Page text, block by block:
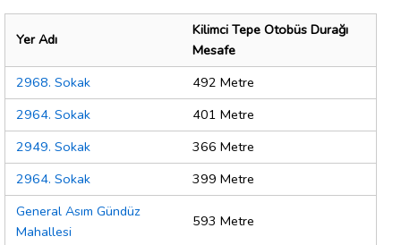
Yer Adı
Kilimci Tepe Otobüs Durağı
Mesafe
2968. Sokak
492 Metre
2964. Sokak
401 Metre
2949. Sokak
366 Metre
2964. Sokak
399 Metre
General Asım Gündüz
Mahallesi
593 Metre